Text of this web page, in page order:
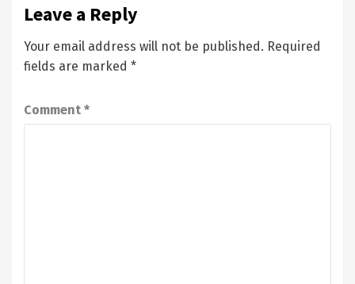
Leave a Reply
Your email address will not be published. Required
fields are marked *
Comment *